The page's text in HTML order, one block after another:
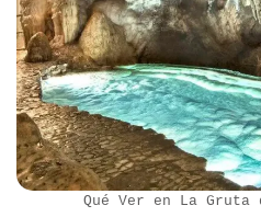
Qué Ver en La